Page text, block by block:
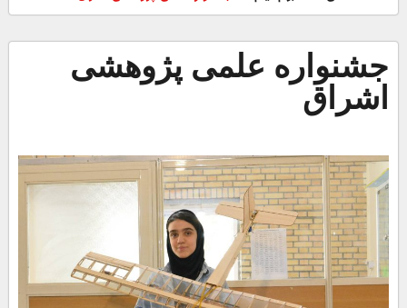
جشنواره علمی پژوهشی
اشراق